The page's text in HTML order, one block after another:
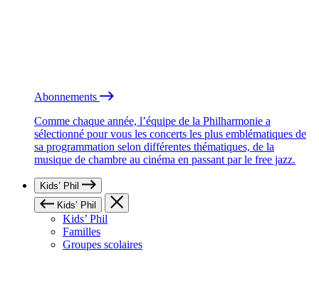
Abonnements
Comme chaque année, l’équipe de la Philharmonie a
sélectionné pour vous les concerts les plus emblématiques de
sa programmation selon différentes thématiques, de la
musique de chambre au cinéma en passant par le free jazz.
Kids’ Phil
Kids’ Phil
Kids’ Phil
Familles
Groupes scolaires